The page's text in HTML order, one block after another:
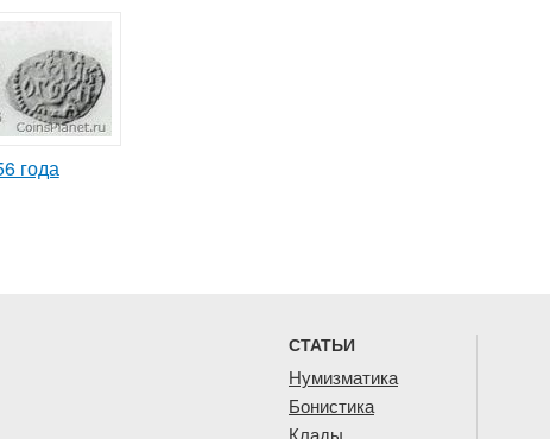
года
СТАТЬИ
Нумизматика
Бонистика
Клады